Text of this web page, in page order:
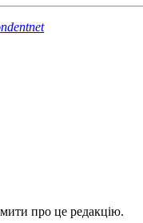
про це редакцію.